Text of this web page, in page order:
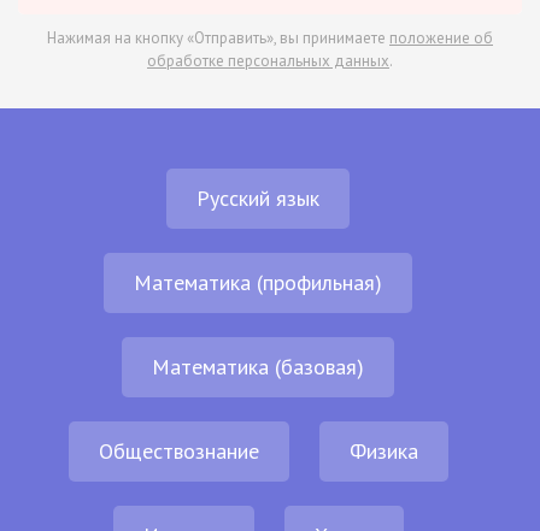
Нажимая на кнопку «Отправить», вы принимаете положение об
обработке персональных данных.
Русский язык
Математика (профильная)
Математика (базовая)
Обществознание Физика